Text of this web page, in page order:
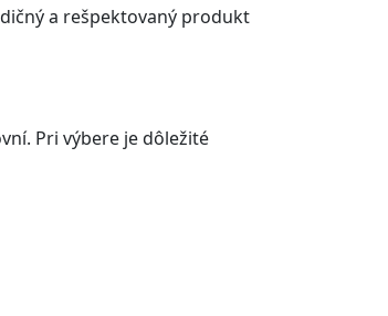
a rešpektovaný produkt
Pri výbere je dôležité